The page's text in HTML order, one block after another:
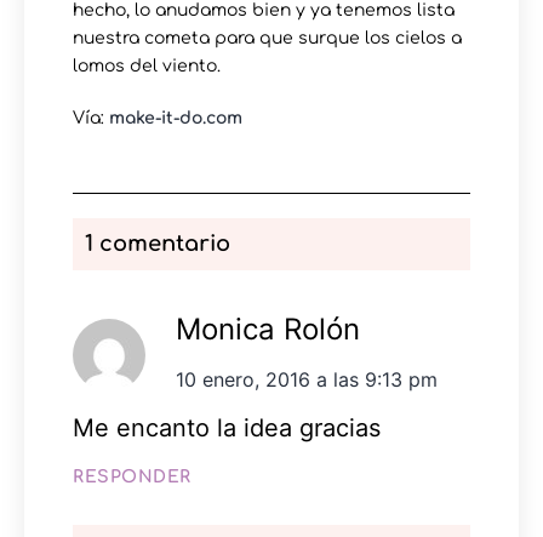
hecho, lo anudamos bien y ya tenemos lista
nuestra cometa para que surque los cielos a
lomos del viento.
Vía: make-it-do.com
1 comentario
Monica Rolón
10 enero, 2016 a las 9:13 pm
Me encanto la idea gracias
RESPONDER